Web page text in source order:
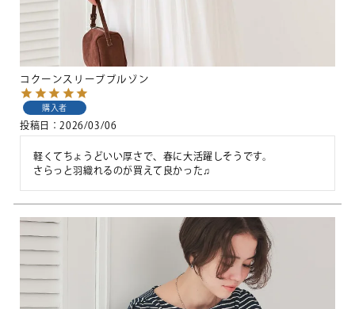
コクーンスリーブブルゾン
購入者
投稿日 2026/03/06
軽くてちょうどいい厚さで、春に大活躍しそうです。
さらっと羽織れるのが買えて良かった♫